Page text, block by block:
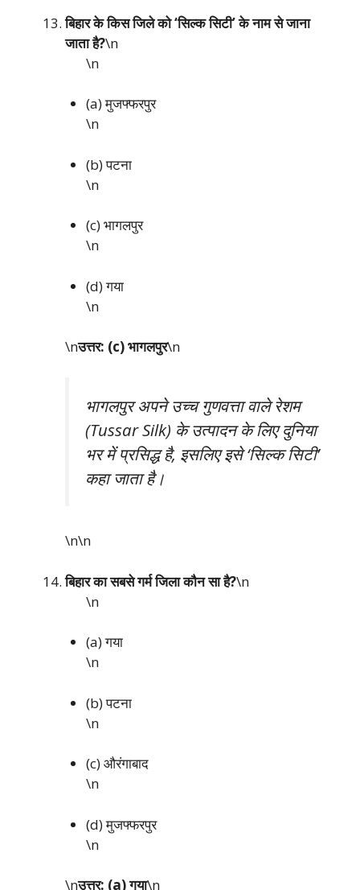
बिहार के किस जिले को ‘सिल्क सिटी’ के नाम से जाना
जाता है?\n
\n
(a) मुजफ्फरपुर
\n
(b) पटना
\n
(c) भागलपुर
\n
(d) गया
\n
\nउत्तर: (c) भागलपुर\n
भागलपुर अपने उच्च गुणवत्ता वाले रेशम
(Tussar Silk) के उत्पादन के लिए दुनिया
भर में प्रसिद्ध है, इसलिए इसे ‘सिल्क सिटी’
कहा जाता है।
\n\n
बिहार का सबसे गर्म जिला कौन सा है?\n
\n
(a) गया
\n
(b) पटना
\n
(c) औरंगाबाद
\n
(d) मुजफ्फरपुर
\n
\nउत्तर: (a) गया\n